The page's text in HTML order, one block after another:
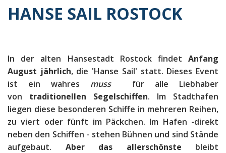
HANSE SAIL ROSTOCK
In der alten Hansestadt Rostock findet Anfang
August jährlich, die 'Hanse Sail' statt. Dieses Event
ist ein wahres muss
für alle Liebhaber
von traditionellen Segelschiffen. Im Stadthafen
liegen diese besonderen Schiffe in mehreren Reihen,
zu viert oder fünft im Päckchen. Im Hafen -direkt
neben den Schiffen - stehen Bühnen und sind Stände
aufgebaut. Aber das allerschönste bleibt